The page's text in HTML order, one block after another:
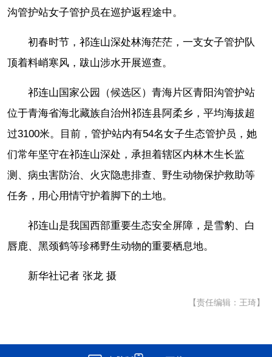
沟管护站女子管护员在巡护返程途中。
初春时节，祁连山深处林海茫茫，一支女子管护队
顶着料峭寒风，跋山涉水开展巡查。
祁连山国家公园（候选区）青海片区青阳沟管护站
位于青海省海北藏族自治州祁连县阿柔乡，平均海拔超
过3100米。目前，管护站内有54名女子生态管护员，她
们常年坚守在祁连山深处，承担着辖区内林木生长监
测、病虫害防治、火灾隐患排查、野生动物保护救助等
任务，用心用情守护着脚下的土地。
祁连山是我国西部重要生态安全屏障，是雪豹、白
唇鹿、黑颈鹤等珍稀野生动物的重要栖息地。
新华社记者 张龙 摄
【责任编辑：王琦】